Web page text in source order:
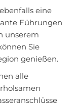
eine
Führungen
unserem
Sie
genießen.
alle